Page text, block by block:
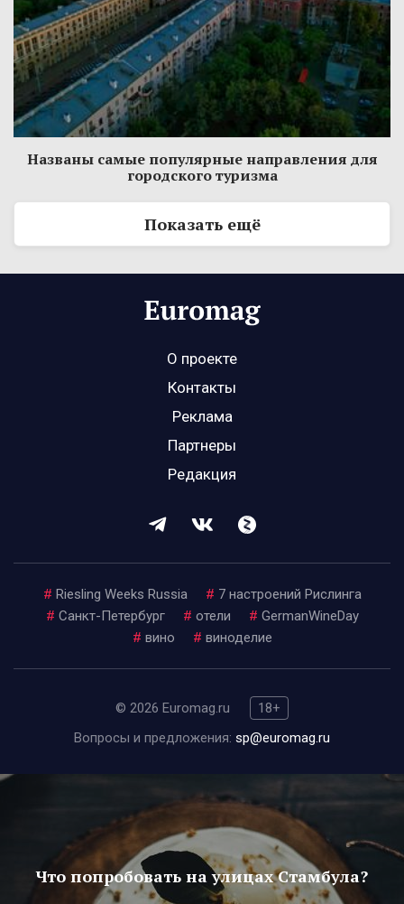
Названы самые популярные направления для
городского туризма
Показать ещё
О проекте
Контакты
Реклама
Партнеры
Редакция
# Riesling Weeks Russia # 7 настроений Рислинга
# Санкт-Петербург # отели # GermanWineDay
# вино # виноделие
© 2026 Euromag.ru
18+
Вопросы и предложения: sp@euromag.ru
Что попробовать на улицах Стамбула?